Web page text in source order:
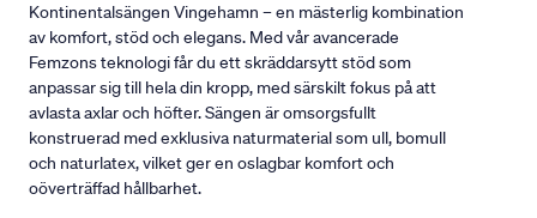
Kontinentalsängen Vingehamn – en mästerlig kombination
av komfort, stöd och elegans. Med vår avancerade
Femzons teknologi får du ett skräddarsytt stöd som
anpassar sig till hela din kropp, med särskilt fokus på att
avlasta axlar och höfter. Sängen är omsorgsfullt
konstruerad med exklusiva naturmaterial som ull, bomull
och naturlatex, vilket ger en oslagbar komfort och
oöverträffad hållbarhet.